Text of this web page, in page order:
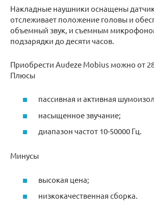
Накладные наушники оснащены
отслеживает положение головы и
объемный звук, и съемным
подзарядки до десяти часов.
Приобрести Audeze Mobius можно от
Плюсы
пассивная и активная
насыщенное звучание;
диапазон частот 10-50000 Гц.
Минусы
высокая цена;
низкокачественная сборка.